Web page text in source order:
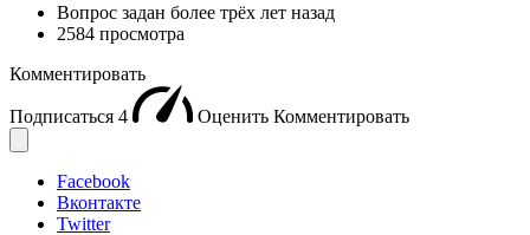
Вопрос задан более трёх лет назад
2584 просмотра
Комментировать
Подписаться 4 Оценить Комментировать
Facebook
Вконтакте
Twitter